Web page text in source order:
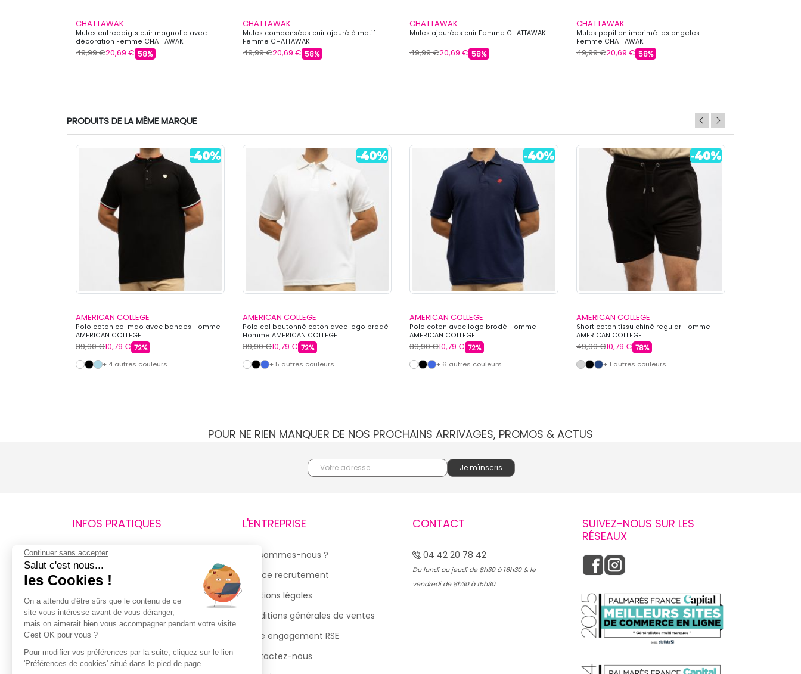
CHATTAWAK
Mules entredoigts cuir magnolia avec
décoration Femme CHATTAWAK
49,99 €20,69 € 58%
CHATTAWAK
Mules compensées cuir ajouré à motif
Femme CHATTAWAK
49,99 €20,69 € 58%
CHATTAWAK
Mules ajourées cuir Femme CHATTAWAK
49,99 €20,69 € 58%
CHATTAWAK
Mules papillon imprimé los angeles
Femme CHATTAWAK
49,99 €20,69 € 58%
PRODUITS DE LA MÊME MARQUE
AMERICAN COLLEGE
Polo coton col mao avec bandes Homme
AMERICAN COLLEGE
39,90 €10,79 € 72%
+ 4 autres couleurs
AMERICAN COLLEGE
Polo col boutonné coton avec logo brodé
Homme AMERICAN COLLEGE
39,90 €10,79 € 72%
+ 5 autres couleurs
AMERICAN COLLEGE
Polo coton avec logo brodé Homme
AMERICAN COLLEGE
39,90 €10,79 € 72%
+ 6 autres couleurs
AMERICAN COLLEGE
Short coton tissu chiné regular Homme
AMERICAN COLLEGE
49,99 €10,79 € 78%
+ 1 autres couleurs
POUR NE RIEN MANQUER DE NOS PROCHAINS ARRIVAGES, PROMOS & ACTUS
INFOS PRATIQUES
Retours et remboursements
Suivi de commande
Livraisons
Guide des tailles
Politique de confidentialité
Conditions générales d’utilisation
de la Carte de Fidélité
L'ENTREPRISE
Qui sommes-nous ?
Espace recrutement
Mentions légales
Conditions générales de ventes
Notre engagement RSE
Contactez-nous
CONTACT
04 42 20 78 42
Du lundi au jeudi de 8h30 à 16h30 & le
vendredi de 8h30 à 15h30
SUIVEZ-NOUS SUR LES
RÉSEAUX
Continuer sans accepter
Salut c'est nous...
les Cookies !
On a attendu d'être sûrs que le contenu de ce
site vous intéresse avant de vous déranger,
mais on aimerait bien vous accompagner pendant votre visite...
C'est OK pour vous ?
Pour modifier vos préférences par la suite, cliquez sur le lien
'Préférences de cookies' situé dans le pied de page.